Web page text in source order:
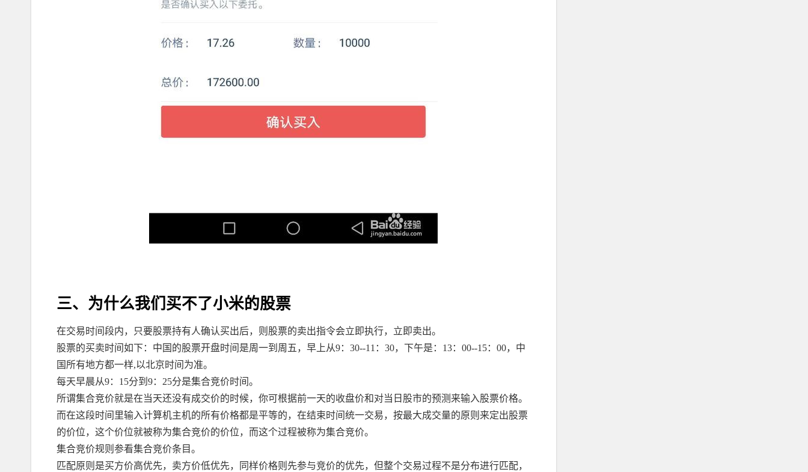
三、为什么我们买不了小米的股票
在交易时间段内，只要股票持有人确认买出后，则股票的卖出指令会立即执行，立即卖出。
股票的买卖时间如下：中国的股票开盘时间是周一到周五，早上从9：30--11：30，下午是：13：00--15：00，中
国所有地方都一样,以北京时间为准。
每天早晨从9：15分到9：25分是集合竞价时间。
所谓集合竞价就是在当天还没有成交价的时候，你可根据前一天的收盘价和对当日股市的预测来输入股票价格。
而在这段时间里输入计算机主机的所有价格都是平等的，在结束时间统一交易，按最大成交量的原则来定出股票
的价位，这个价位就被称为集合竞价的价位，而这个过程被称为集合竞价。
集合竞价规则参看集合竞价条目。
匹配原则是买方价高优先，卖方价低优先，同样价格则先参与竞价的优先，但整个交易过程不是分布进行匹配，